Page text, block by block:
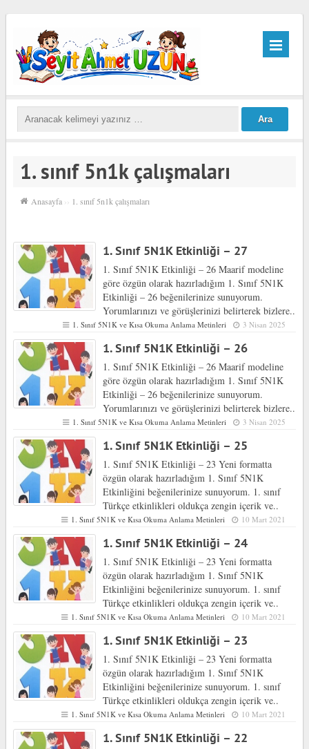
1. sınıf 5n1k çalışmaları
Anasayfa ›› 1. sınıf 5n1k çalışmaları
1. Sınıf 5N1K Etkinliği – 27
1. Sınıf 5N1K Etkinliği – 26 Maarif modeline
göre özgün olarak hazırladığım 1. Sınıf 5N1K
Etkinliği – 26 beğenilerinize sunuyorum.
Yorumlarınızı ve görüşlerinizi belirterek bizlere..
1. Sınıf 5N1K ve Kısa Okuma Anlama Metinleri 3 Nisan 2025
1. Sınıf 5N1K Etkinliği – 26
1. Sınıf 5N1K Etkinliği – 26 Maarif modeline
göre özgün olarak hazırladığım 1. Sınıf 5N1K
Etkinliği – 26 beğenilerinize sunuyorum.
Yorumlarınızı ve görüşlerinizi belirterek bizlere..
1. Sınıf 5N1K ve Kısa Okuma Anlama Metinleri 3 Nisan 2025
1. Sınıf 5N1K Etkinliği – 25
1. Sınıf 5N1K Etkinliği – 23 Yeni formatta
özgün olarak hazırladığım 1. Sınıf 5N1K
Etkinliğini beğenilerinize sunuyorum. 1. sınıf
Türkçe etkinlikleri oldukça zengin içerik ve..
1. Sınıf 5N1K ve Kısa Okuma Anlama Metinleri 10 Mart 2021
1. Sınıf 5N1K Etkinliği – 24
1. Sınıf 5N1K Etkinliği – 23 Yeni formatta
özgün olarak hazırladığım 1. Sınıf 5N1K
Etkinliğini beğenilerinize sunuyorum. 1. sınıf
Türkçe etkinlikleri oldukça zengin içerik ve..
1. Sınıf 5N1K ve Kısa Okuma Anlama Metinleri 10 Mart 2021
1. Sınıf 5N1K Etkinliği – 23
1. Sınıf 5N1K Etkinliği – 23 Yeni formatta
özgün olarak hazırladığım 1. Sınıf 5N1K
Etkinliğini beğenilerinize sunuyorum. 1. sınıf
Türkçe etkinlikleri oldukça zengin içerik ve..
1. Sınıf 5N1K ve Kısa Okuma Anlama Metinleri 10 Mart 2021
1. Sınıf 5N1K Etkinliği – 22